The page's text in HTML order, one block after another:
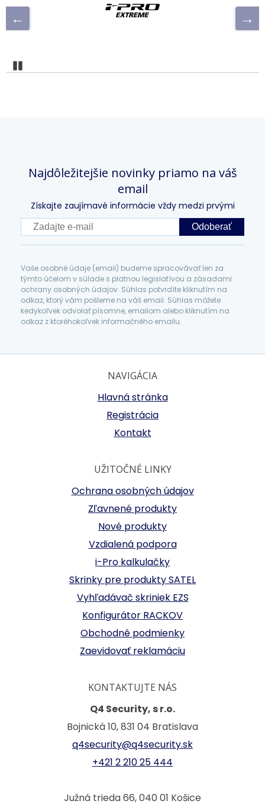
Najdôležitejšie novinky priamo na váš
email
Získajte zaujímavé informácie vždy medzi prvými
Odoberať
Vaše osobné údaje (email) budeme spracovávať len za
týmto účelom v súlade s platnou legislatívou a zásadami
ochrany osobných údajov. Súhlas potvrdíte kliknutím na
odkaz, ktorý vám pošleme na váš email. Súhlas môžete
kedykoľvek odvolať písomne, emailom alebo kliknutím na
odkaz z ktoréhokoľvek informačného emailu.
NAVIGÁCIA
Hlavná stránka
Registrácia
Kontakt
UŽITOČNÉ LINKY
Ochrana osobných údajov
Zľavnené produkty
Nové produkty
Vzdialená podpora
i-Pro kalkulačky
Skrinky pre produkty SATEL
Vyhľadávač skriniek EZS
Konfigurátor RACKOV
Obchodné podmienky
Zaevidovať reklamáciu
KONTAKTUJTE NÁS
Q4 Security, s r.o.
Bojnická 10, 831 04 Bratislava
q4security@q4security.sk
+421 2 210 25 444
Južná trieda 66, 040 01 Košice